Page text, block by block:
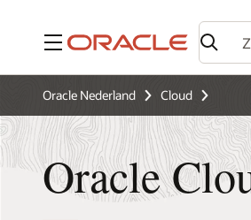
Menu
Oracle Nederland Cloud
Oracle